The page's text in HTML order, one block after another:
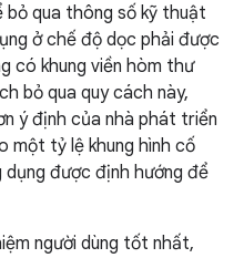
qua thông số kỹ thuật
ở chế độ dọc phải được
có khung viền hòm thư
bỏ qua quy cách này,
ý định của nhà phát triển
một tỷ lệ khung hình cố
được định hướng để
người dùng tốt nhất,